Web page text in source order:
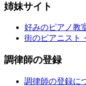
姉妹サイト
好みのピアノ教
街のピアニスト
調律師の登録
調律師の登録に